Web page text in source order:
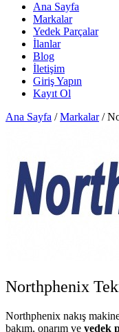
Ana Sayfa
Markalar
Yedek Parçalar
İlanlar
Blog
İletişim
Giriş Yapın
Kayıt Ol
Ana Sayfa / Markalar /
Northphenix
Northphenix nakış
bakım, onarım ve yedek